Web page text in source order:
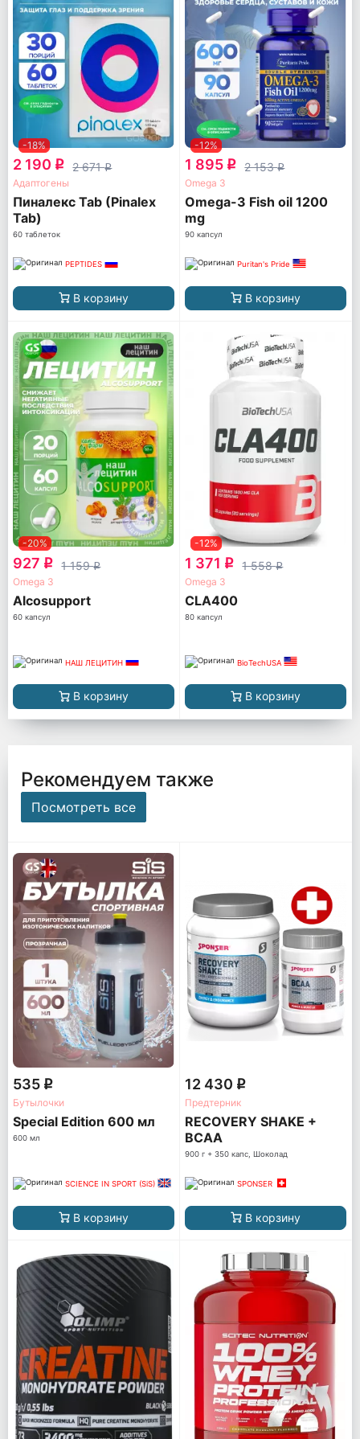
-18%
2 190 q 2 671q
Адаптогены
Пиналекс Tab (Pinalex
Tab)
60 таблеток
PEPTIDES
В корзину
-12%
1 895 q 2 153q
Omega 3
Omega-3 Fish oil 1200
mg
90 капсул
Puritan's Pride
В корзину
-20%
927 q 1 159q
Omega 3
Alcosupport
60 капсул
НАШ ЛЕЦИТИН
В корзину
-12%
1 371 q 1 558q
Omega 3
CLA400
80 капсул
BioTechUSA
В корзину
Рекомендуем также
Посмотреть все
535 q
Бутылочки
Special Edition 600 мл
600 мл
SCIENCE IN SPORT (SiS)
В корзину
12 430 q
Предтерник
RECOVERY SHAKE +
BCAA
900 г + 350 капс, Шоколад
SPONSER
В корзину